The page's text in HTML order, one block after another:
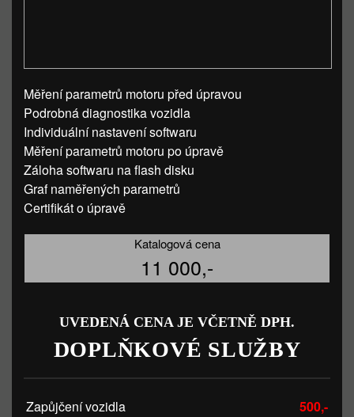
Měření parametrů motoru před úpravou
Podrobná diagnostika vozidla
Individuální nastavení softwaru
Měření parametrů motoru po úpravě
Záloha softwaru na flash disku
Graf naměřených parametrů
Certifikát o úpravě
Katalogová cena
11 000,-
UVEDENÁ CENA JE VČETNĚ DPH.
DOPLŇKOVÉ SLUŽBY
Zapůjčení vozidla 500,-